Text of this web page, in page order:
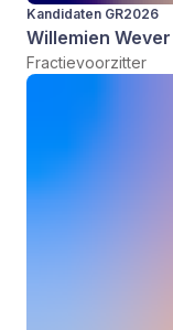
Kandidaten GR2026
Willemien Wever
Fractievoorzitter